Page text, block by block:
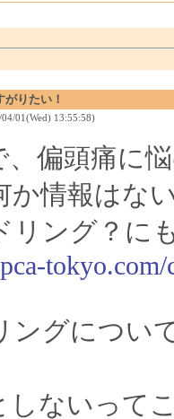
りたい！
01(Wed) 13:55:58)
、偏頭痛に
か情報はな
リング？に
tokyo.com/
ングについ
しないって